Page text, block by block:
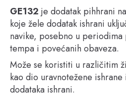
GE132 je dodatak pihhrani
koje žele dodatak ishrani
navike, posebno u
tempa i povećanih obaveza.
Može se koristiti u različitim
kao dio uravnotežene
dodataka ishrani.